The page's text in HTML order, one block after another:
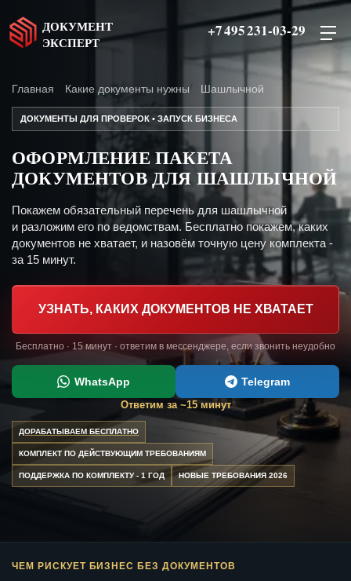
ДОКУМЕНТ
ЭКСПЕРТ
+7 495 231-03-29
Главная Какие документы нужны Шашлычной
ДОКУМЕНТЫ ДЛЯ ПРОВЕРОК • ЗАПУСК БИЗНЕСА
ОФОРМЛЕНИЕ ПАКЕТА
ДОКУМЕНТОВ ДЛЯ ШАШЛЫЧНОЙ
Покажем обязательный перечень для шашлычной
и разложим его по ведомствам. Бесплатно покажем, каких
документов не хватает, и назовём точную цену комплекта -
за 15 минут.
УЗНАТЬ, КАКИХ ДОКУМЕНТОВ НЕ ХВАТАЕТ
Бесплатно · 15 минут · ответим в мессенджере, если звонить неудобно
WhatsApp Telegram
Ответим за ~15 минут
ДОРАБАТЫВАЕМ БЕСПЛАТНО
КОМПЛЕКТ ПО ДЕЙСТВУЮЩИМ ТРЕБОВАНИЯМ
ПОДДЕРЖКА ПО КОМПЛЕКТУ - 1 ГОД НОВЫЕ ТРЕБОВАНИЯ 2026
ЧЕМ РИСКУЕТ БИЗНЕС БЕЗ ДОКУМЕНТОВ